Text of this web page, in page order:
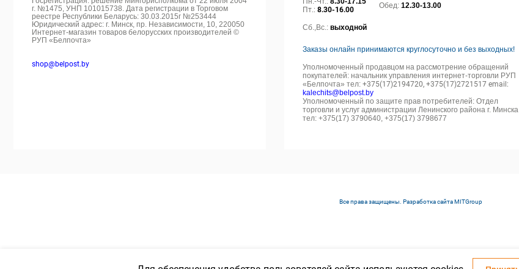
г. №1475, УНП 101015738. Дата регистрации в Торговом
реестре Республики Беларусь: 30.03.2015г №253444
Юридический адрес: г. Минск, пр. Независимости, 10, 220050
Интернет-магазин товаров белорусских производителей ©
РУП «Белпочта»
shop@belpost.by
Пт.:8.30-16.00 Обед:12.30-13.00
Сб.,Вс.:выходной
Заказы онлайн принимаются круглосуточно и без выходных!
Уполномоченный продавцом на рассмотрение обращений
покупателей: начальник управления интернет-торговли РУП
«Белпочта» тел:+375(17)2194720, +375(17)2721517 email:
kalechits@belpost.by
Уполномоченный по защите прав потребителей: Отдел
торговли и услуг администрации Ленинского района г. Минска
тел: +375(17) 3790640, +375(17) 3798677
Все права защищены. Разработка сайтаMITGroup